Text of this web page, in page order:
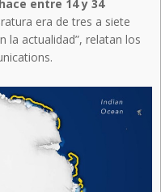
entre 14 y 34
era de tres a siete
la actualidad”, relatan los